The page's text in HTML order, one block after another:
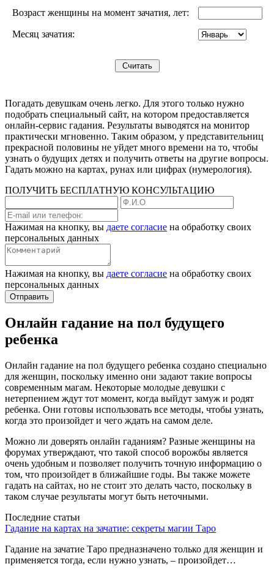
Возраст женщины на момент зачатия, лет:
Месяц зачатия:
Погадать девушкам очень легко. Для этого только нужно
подобрать специальный сайт, на котором предоставляется
онлайн-сервис гадания. Результаты выводятся на монитор
практически мгновенно. Таким образом, у представительниц
прекрасной половины не уйдет много времени на то, чтобы
узнать о будущих детях и получить ответы на другие вопросы.
Гадать можно на картах, рунах или цифрах (нумерология).
ПОЛУЧИТЬ БЕСПЛАТНУЮ КОНСУЛЬТАЦИЮ
Нажимая на кнопку, вы даете согласие на обработку своих
персональных данных
Нажимая на кнопку, вы даете согласие на обработку своих
персональных данных
Отправить
Онлайн гадание на пол будущего
ребенка
Онлайн гадание на пол будущего ребенка создано специально
для женщин, поскольку именно они задают такие вопросы
современным магам. Некоторые молодые девушки с
нетерпением ждут тот момент, когда выйдут замуж и родят
ребенка. Они готовы использовать все методы, чтобы узнать,
когда это произойдет и чего ждать на самом деле.
Можно ли доверять онлайн гаданиям? Разные женщины на
форумах утверждают, что такой способ ворожбы является
очень удобным и позволяет получить точную информацию о
том, что произойдет в ближайшие годы. Вы также можете
гадать на сайтах, но не стоит это делать часто, поскольку в
таком случае результаты могут быть неточными.
Последние статьи
Гадание на картах на зачатие: секреты магии Таро
Гадание на зачатие Таро предназначено только для женщин и
применяется тогда, если нужно узнать, – произойдет…